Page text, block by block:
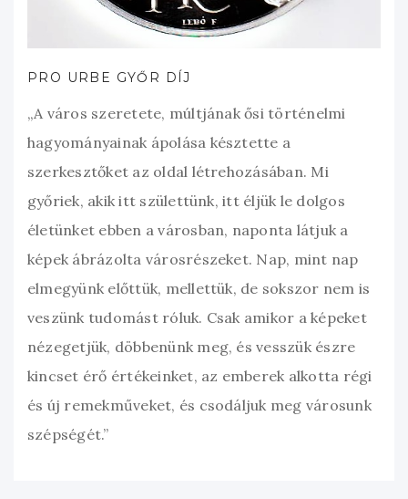
PRO URBE GYŐR DÍJ
„A város szeretete, múltjának ősi történelmi
hagyományainak ápolása késztette a
szerkesztőket az oldal létrehozásában. Mi
győriek, akik itt születtünk, itt éljük le dolgos
életünket ebben a városban, naponta látjuk a
képek ábrázolta városrészeket. Nap, mint nap
elmegyünk előttük, mellettük, de sokszor nem is
veszünk tudomást róluk. Csak amikor a képeket
nézegetjük, döbbenünk meg, és vesszük észre
kincset érő értékeinket, az emberek alkotta régi
és új remekműveket, és csodáljuk meg városunk
szépségét.”